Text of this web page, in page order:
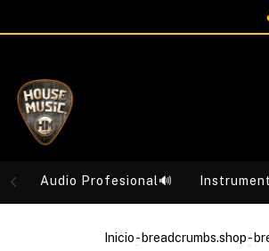
Audio Profesional🔊
Inicio- breadcrumbs.shop-